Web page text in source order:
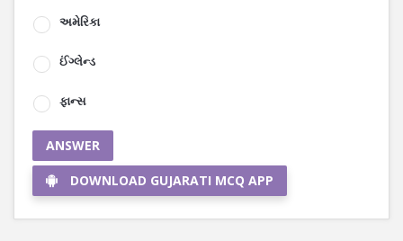
અમેરિકા
ઈંગ્લેન્ડ
ફાન્સ
ANSWER
DOWNLOAD GUJARATI MCQ APP